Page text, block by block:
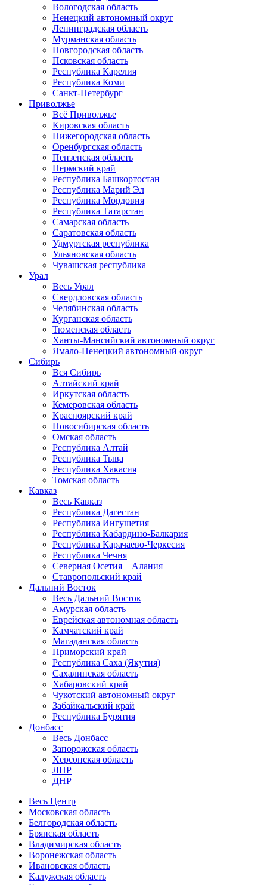
Вологодская область
Ненецкий автономный округ
Ленинградская область
Мурманская область
Новгородская область
Псковская область
Республика Карелия
Республика Коми
Санкт-Петербург
Приволжье
Всё Приволжье
Кировская область
Нижегородская область
Оренбургская область
Пензенская область
Пермский край
Республика Башкортостан
Республика Марий Эл
Республика Мордовия
Республика Татарстан
Самарская область
Саратовская область
Удмуртская республика
Ульяновская область
Чувашская республика
Урал
Весь Урал
Свердловская область
Челябинская область
Курганская область
Тюменская область
Ханты-Мансийский автономный округ
Ямало-Ненецкий автономный округ
Сибирь
Вся Сибирь
Алтайский край
Иркутская область
Кемеровская область
Красноярский край
Новосибирская область
Омская область
Республика Алтай
Республика Тыва
Республика Хакасия
Томская область
Кавказ
Весь Кавказ
Республика Дагестан
Республика Ингушетия
Республика Кабардино-Балкария
Республика Карачаево-Черкесия
Республика Чечня
Северная Осетия – Алания
Ставропольский край
Дальний Восток
Весь Дальний Восток
Амурская область
Еврейская автономная область
Камчатский край
Магаданская область
Приморский край
Республика Саха (Якутия)
Сахалинская область
Хабаровский край
Чукотский автономный округ
Забайкальский край
Республика Бурятия
Донбасс
Весь Донбасс
Запорожская область
Херсонская область
ЛНР
ДНР
Весь Центр
Московская область
Белгородская область
Брянская область
Владимирская область
Воронежская область
Ивановская область
Калужская область